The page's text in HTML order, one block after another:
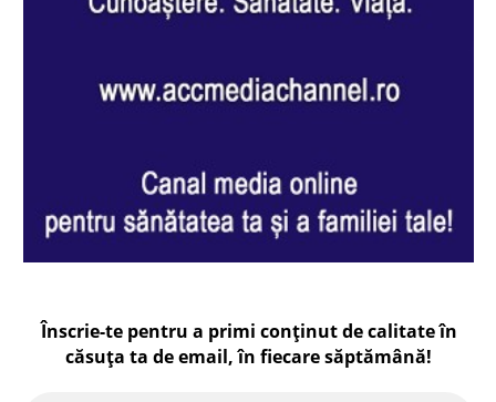
Înscrie-te pentru a primi conținut de calitate în
căsuța ta de email, în fiecaresăptămână!